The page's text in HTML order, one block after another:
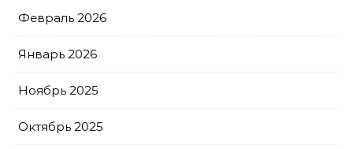
Февраль 2026
Январь 2026
Ноябрь 2025
Октябрь 2025